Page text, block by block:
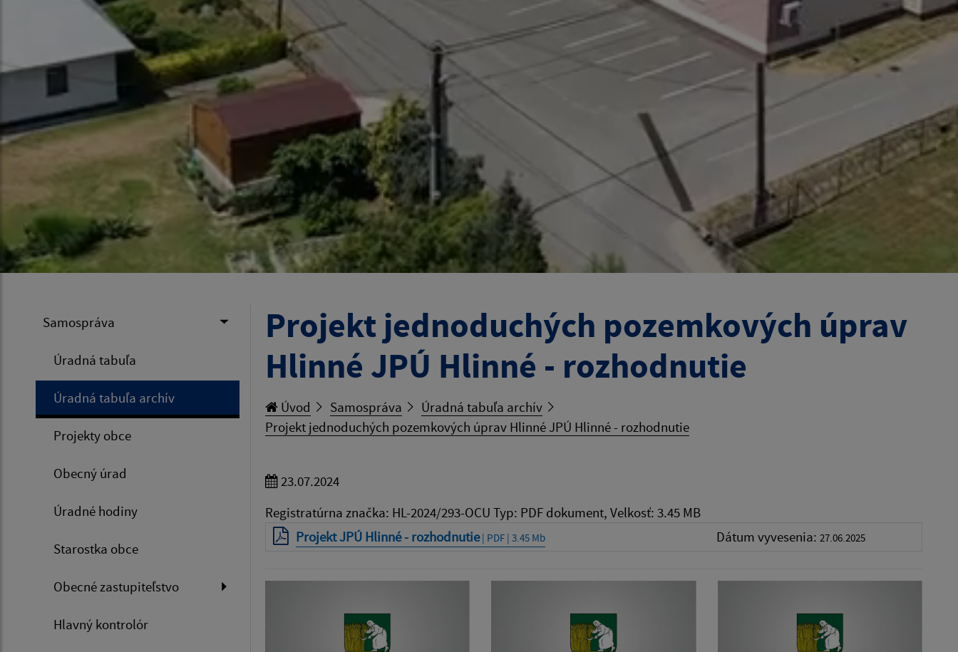
Samospráva
Úradná tabuľa
Úradná tabuľa archív
Projekty obce
Obecný úrad
Úradné hodiny
Starostka obce
Obecné zastupiteľstvo
Hlavný kontrolór
Projekt jednoduchých pozemkových úprav
Hlinné JPÚ Hlinné - rozhodnutie
Úvod Samospráva
Úradná tabuľa archív
Projekt jednoduchých pozemkových úprav Hlinné JPÚ Hlinné - rozhodnutie
23.07.2024
Registratúrna značka: HL-2024/293-OCU Typ: PDF dokument, Velkosť: 3.45 MB
Projekt JPÚ Hlinné - rozhodnutie| PDF | 3.45 Mb Dátum vyvesenia: 27.06.2025